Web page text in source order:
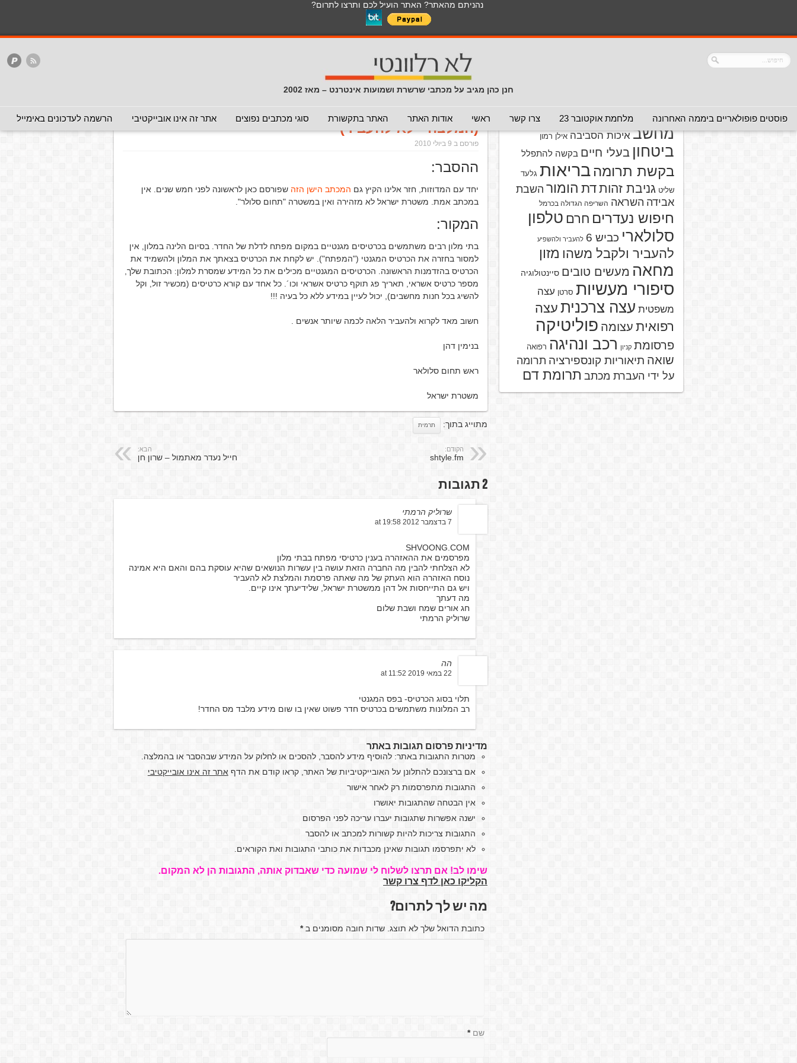
נהניתם מהאתר? האתר הועיל לכם ותרצו לתרום?
חנן כהן מגיב על מכתבי שרשרת ושמועות אינטרנט – מאז 2002
פוסטים פופולאריים ביממה האחרונה מלחמת אוקטובר 23 צרו קשר ראשי אודות האתר האתר בתקשורת סוגי מכתבים נפוצים אתר זה אינו אובייקטיבי הרשמה לעדכונים באימייל
לכל התכנים באתר בנושא נגיף הקורונה
כללי מכתב חוזר מכתבים נפוצים המלצה - לא להעביר המלצה - אפשר להעביר
המלצה - לכאן ולכאן
הנך כאן:דף הבית/המלצה - לא להעביר/אזהרה ממשטרת ישראל לגבי כרטיס מגנטי בבתי מלון
(המלצה - לא להעביר)
פורסם ב 9 ביולי 2010
ההסבר:
יחד עם המדוזות, חזר אלינו הקיץ גם המכתב הישן הזה שפורסם כאן לראשונה לפני חמש שנים. אין
במכתב אמת. משטרת ישראל לא מזהירה ואין במשטרה "תחום סלולר".
המקור:
בתי מלון רבים משתמשים בכרטיסים מגנטיים במקום מפתח לדלת של החדר. בסיום הלינה במלון, אין
למסור בחזרה את הכרטיס המגנטי ("המפתח"). יש לקחת את הכרטיס בצאתך את המלון ולהשמיד את
הכרטיס בהזדמנות הראשונה. הכרטיסים המגנטיים מכילים את כל המידע שמסרת למלון: הכתובת שלך,
מספר כרטיס אשראי, תאריך פג תוקף כרטיס אשראי וכו´. כל אחד עם קורא כרטיסים (מכשיר זול, וקל
להשיג בכל חנות מחשבים), יכול לעיין במידע ללא כל בעיה !!!
חשוב מאד לקרוא ולהעביר הלאה לכמה שיותר אנשים .
בנימין דהן
ראש תחום סלולאר
משטרת ישראל
מתוייג בתוך: תרמית
הקודם:
shtyle.fm
הבא:
חייל נעדר מאתמול – שרון חן
2 תגובות
שרוליק הרמתי
7 בדצמבר 2012 at 19:58
SHVOONG.COM
מפרסמים את ההאזהרה בענין כרטיסי מפתח בבתי מלון
לא הצלחתי להבין מה החברה הזאת עושה בין עשרות הנושאים שהיא עוסקת בהם והאם היא אמינה
נוסח האזהרה הוא העתק של מה שאתה פרסמת והמלצת לא להעביר
ויש גם התייחסות אל דהן ממשטרת ישראל, שלידיעתך אינו קיים.
מה דעתך
חג אורים שמח ושבת שלום
שרוליק הרמתי
הה
22 במאי 2019 at 11:52
תלוי בסוג הכרטיס- בפס המגנטי
רב המלונות משתמשים בכרטיס חדר פשוט שאין בו שום מידע מלבד מס החדר!
מדיניות פרסום תגובות באתר
מטרות התגובות באתר: להוסיף מידע להסבר, להסכים או לחלוק על המידע שבהסבר או בהמלצה.
אם ברצונכם להתלונן על האובייקטיביות של האתר, קראו קודם את הדף אתר זה אינו אובייקטיבי
התגובות מתפרסמות רק לאחר אישור
אין הבטחה שהתגובות יאושרו
ישנה אפשרות שתגובות יעברו עריכה לפני הפרסום
התגובות צריכות להיות קשורות למכתב או להסבר
לא יתפרסמו תגובות שאינן מכבדות את כותבי התגובות ואת הקוראים.
שימו לב! אם תרצו לשלוח לי שמועה כדי שאבדוק אותה, התגובות הן לא המקום.
הקליקו כאן לדף צרו קשר
מה יש לך לתרום?
כתובת הדואל שלך לא תוצג. שדות חובה מסומנים ב*
שם *
מפני מוצריםאזהרת וירוס
מחשב איכות הסביבה אילן רמון
ביטחון בעלי חיים בקשה להתפלל
בקשת תרומהבריאות גלעד
שליט גניבת זהותדת הומור השבת
אבידה השראה השריפה הגדולה בכרמל
חיפוש נעדרים חרם טלפון
סלולארי כביש 6 להעביר ולהשפיע
להעביר ולקבל משהו מזון
מחאה מעשים טובים סיינטולוגיה
סיפורי מעשיות סרטן עצה
משפטית עצה צרכנית עצה
רפואית עצומה פוליטיקה
פרסומת קניון רכב ונהיגה רפואה
שואה תיאוריות קונספירציה תרומה
על ידי העברת מכתב תרומת דם